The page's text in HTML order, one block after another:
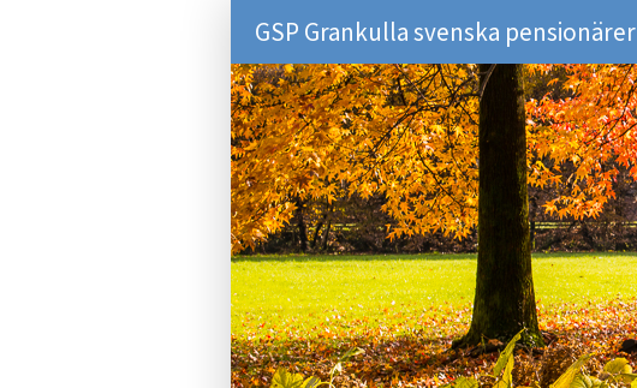
GSP Grankulla svenska pensionärer